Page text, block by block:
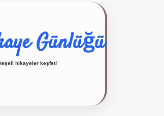
Günlüğü
hikayeler keşfet!